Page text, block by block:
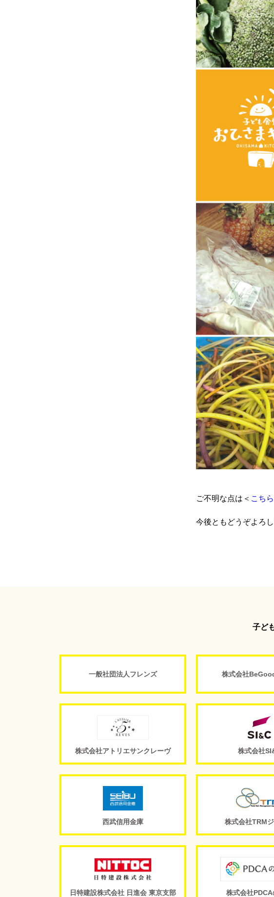
ご不明な点は＜ こちら
今後ともどうぞよろ
子ど
一般社団法人フレンズ 株式会社
株式会社アトリエサンクレーヴ 株式会社
西武信用金庫 株式会社TRM
日特建設株式会社 日進会 東京支部 株式会社PDCA